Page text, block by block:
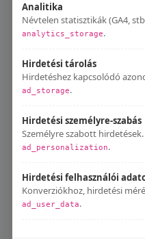
Analitika
Névtelen statisztikák (GA4,
analytics_storage.
Hirdetési tárolás
Hirdetéshez kapcsolódó
ad_storage.
Hirdetési személyre-szabás
Személyre szabott
ad_personalization.
Hirdetési felhasználói
Konverziókhoz, hirdetési
ad_user_data.